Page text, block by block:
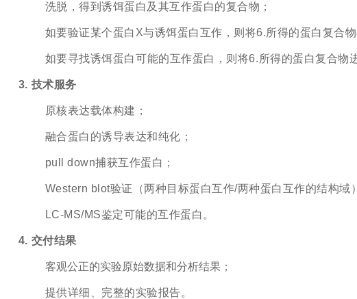
洗脱，得到诱饵蛋白及其互作蛋白的复合物；
如要验证某个蛋白X与诱饵蛋白互作，则将6.所得的蛋白复合
如要寻找诱饵蛋白可能的互作蛋白，则将6.所得的蛋白复合物
3. 技术服务
原核表达载体构建；
融合蛋白的诱导表达和纯化；
pull down捕获互作蛋白；
Western blot验证（两种目标蛋白互作/两种蛋白互作的结构域
LC-MS/MS鉴定可能的互作蛋白。
4. 交付结果
客观公正的实验原始数据和分析结果；
提供详细、完整的实验报告。